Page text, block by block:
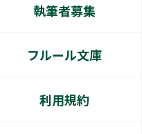
執筆者募集
フルール文庫
利用規約